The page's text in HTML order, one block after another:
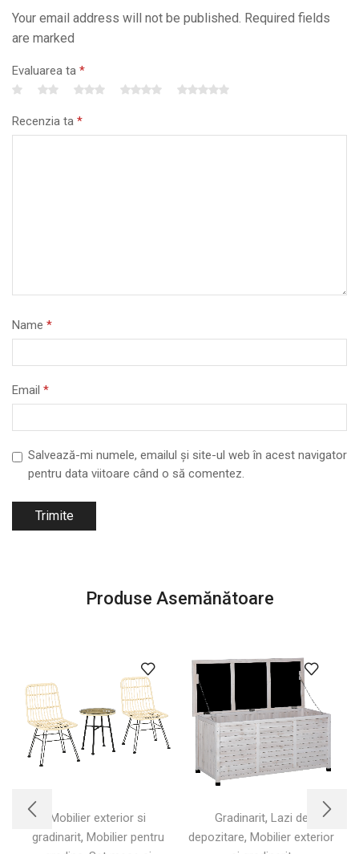
Your email address will not be published. Required fields
are marked
Evaluarea ta *
Recenzia ta *
Name *
Email *
Salvează-mi numele, emailul și site-ul web în acest navigator
pentru data viitoare când o să comentez.
Produse Asemănătoare
Mobilier exterior si
gradinarit, Mobilier pentru
Gradinarit, Lazi de
depozitare, Mobilier exterior